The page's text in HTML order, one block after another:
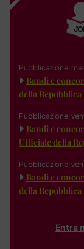
Pubblicazione:
Bandi e
della
Pubblicazione:
Bandi e
Ufficiale della
Pubblicazione:
Bandi e
della
Entra